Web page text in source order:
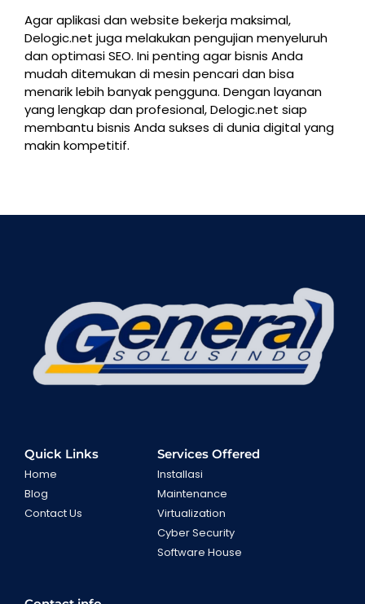
Agar aplikasi dan website bekerja maksimal,
Delogic.net juga melakukan pengujian menyeluruh
dan optimasi SEO. Ini penting agar bisnis Anda
mudah ditemukan di mesin pencari dan bisa
menarik lebih banyak pengguna. Dengan layanan
yang lengkap dan profesional, Delogic.net siap
membantu bisnis Anda sukses di dunia digital yang
makin kompetitif.
Quick Links
Home
Blog
Contact Us
Services Offered
Installasi
Maintenance
Virtualization
Cyber Security
Software House